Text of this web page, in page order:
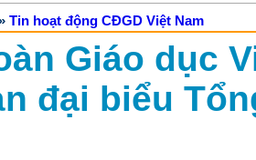
Tin hoạt động CĐGD Việt Nam
Giáo dục
đại biểu